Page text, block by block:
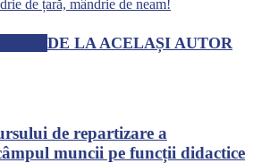
de țară, mândrie de neam!
DE LA ACELAȘI AUTOR
de repartizare a
muncii pe funcții didactice